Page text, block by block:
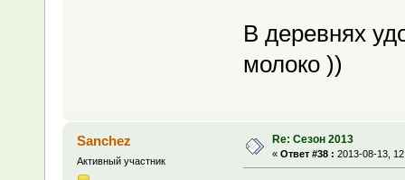
В деревнях
молоко ))
Sanchez
Активный участник
Re: Сезон 2013
« Ответ #38 : 2013-08-13,